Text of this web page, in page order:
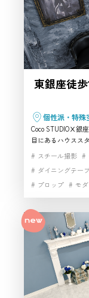
東銀座徒
個性派・特殊
Coco STUDIOⅩ銀
目にあるハウスス
シック壁、花に囲
の撮影小物も充実
利用でき、ポート
まで幅広く対応し
におすすめの撮影
スチール撮影
ダイニングテー
プロップ
モ
家具・小物充実
白基調インテリ
雑貨豊富
非日
高速インターネ